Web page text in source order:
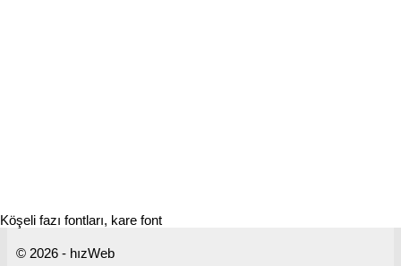
Köşeli fazı fontları, kare font
© 2026 - hızWeb